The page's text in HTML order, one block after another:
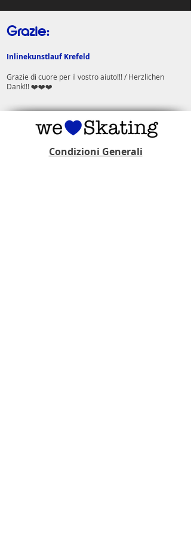
Grazie:
Inlinekunstlauf Krefeld
Grazie di cuore per il vostro aiuto!!! / Herzlichen
Dank!!! ❤️❤️❤️
Condizioni Generali